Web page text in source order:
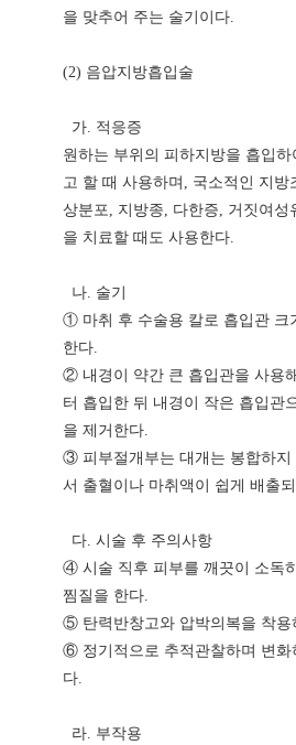
을 맞추어 주는 술기이다.
(2) 음압지방흡입술
가. 적응증
원하는 부위의 피하지방을 흡입하
고 할 때 사용하며, 국소적인 지방
상분포, 지방종, 다한증, 거짓여성
을 치료할 때도 사용한다.
나. 술기
① 마취 후 수술용 칼로 흡입관 크
한다.
② 내경이 약간 큰 흡입관을 사용
터 흡입한 뒤 내경이 작은 흡입관
을 제거한다.
③ 피부절개부는 대개는 봉합하지
서 출혈이나 마취액이 쉽게 배출
다. 시술 후 주의사항
④ 시술 직후 피부를 깨끗이 소독
찜질을 한다.
⑤ 탄력반창고와 압박의복을 착용
⑥ 정기적으로 추적관찰하며 변화
다.
라. 부작용